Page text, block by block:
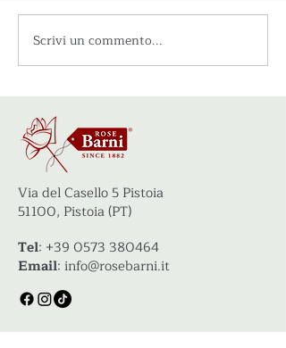
Rose viola: le varietà più
affascinanti per il tuo
Scrivi un commento...
Via del Casello 5 Pistoia
51100, Pistoia (PT)
Tel: +39 0573 380464
Email: info@rosebarni.it